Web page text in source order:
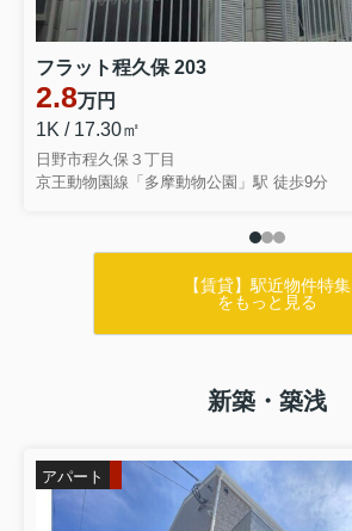
フラット程久保 203
2.8万円
1K / 17.30㎡
日野市程久保３丁目
京王動物園線「多摩動物公園」駅 徒歩9分
【賃貸】駅近物件特集
をもっと見る
新築・築浅
アパート